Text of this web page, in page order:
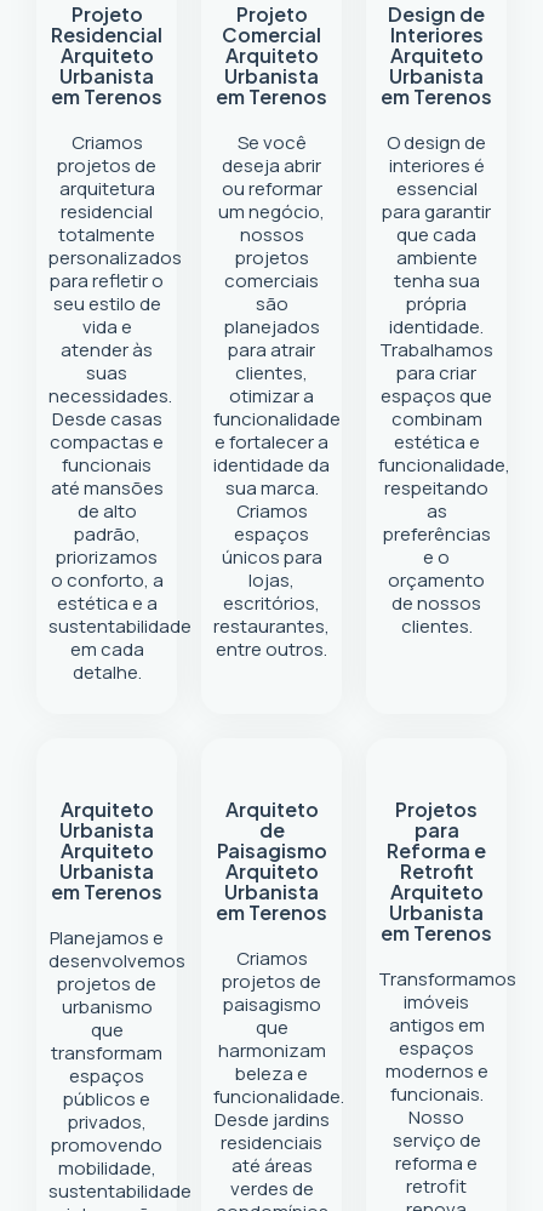
Projeto
Residencial
Arquiteto
Urbanista
em Terenos
Criamos
projetos de
arquitetura
residencial
totalmente
personalizados
para refletir o
seu estilo de
vida e
atender às
suas
necessidades.
Desde casas
compactas e
funcionais
até mansões
de alto
padrão,
priorizamos
o conforto, a
estética e a
sustentabilidade
em cada
detalhe.
Projeto
Comercial
Arquiteto
Urbanista
em Terenos
Se você
deseja abrir
ou reformar
um negócio,
nossos
projetos
comerciais
são
planejados
para atrair
clientes,
otimizar a
funcionalidade
e fortalecer a
identidade da
sua marca.
Criamos
espaços
únicos para
lojas,
escritórios,
restaurantes,
entre outros.
Design de
Interiores
Arquiteto
Urbanista
em Terenos
O design de
interiores é
essencial
para garantir
que cada
ambiente
tenha sua
própria
identidade.
Trabalhamos
para criar
espaços que
combinam
estética e
funcionalidade,
respeitando
as
preferências
e o
orçamento
de nossos
clientes.
Arquiteto
Urbanista
Arquiteto
Urbanista
em Terenos
Planejamos e
desenvolvemos
projetos de
urbanismo
que
transformam
espaços
públicos e
privados,
promovendo
mobilidade,
sustentabilidade
Arquiteto
de
Paisagismo
Arquiteto
Urbanista
em Terenos
Criamos
projetos de
paisagismo
que
harmonizam
beleza e
funcionalidade.
Desde jardins
residenciais
até áreas
verdes de
Projetos
para
Reforma e
Retrofit
Arquiteto
Urbanista
em Terenos
Transformamos
imóveis
antigos em
espaços
modernos e
funcionais.
Nosso
serviço de
reforma e
retrofit